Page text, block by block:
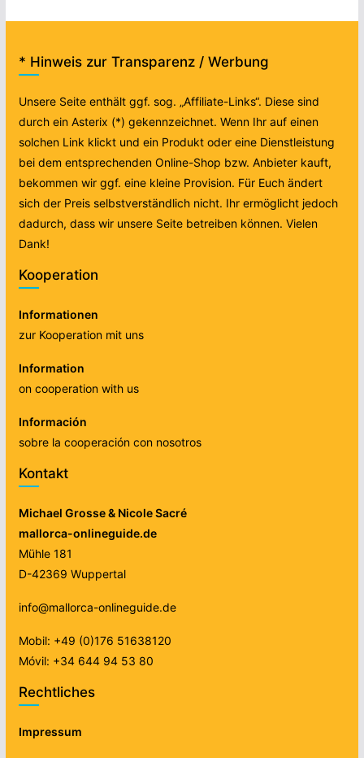
* Hinweis zur Transparenz / Werbung
Unsere Seite enthält ggf. sog. „Affiliate-Links“. Diese sind
durch ein Asterix (*) gekennzeichnet. Wenn Ihr auf einen
solchen Link klickt und ein Produkt oder eine Dienstleistung
bei dem entsprechenden Online-Shop bzw. Anbieter kauft,
bekommen wir ggf. eine kleine Provision. Für Euch ändert
sich der Preis selbstverständlich nicht. Ihr ermöglicht jedoch
dadurch, dass wir unsere Seite betreiben können. Vielen
Dank!
Kooperation
Informationen
zur Kooperation mit uns
Information
on cooperation with us
Información
sobre la cooperación con nosotros
Kontakt
Michael Grosse & Nicole Sacré
mallorca-onlineguide.de
Mühle 181
D-42369 Wuppertal
info@mallorca-onlineguide.de
Mobil: +49 (0)176 51638120
Móvil: +34 644 94 53 80
Rechtliches
Impressum